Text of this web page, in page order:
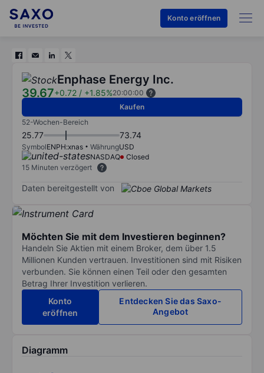
Konto eröffnen
Enphase Energy Inc.
39.67+0.72 / +1.85%20:00:00
Kaufen
52-Wochen-Bereich
25.77 73.74
SymbolENPH:xnas WährungUSD
NASDAQ
Closed
15 Minuten verzögert
Daten bereitgestellt von
Möchten Sie mit dem Investieren beginnen?
Handeln Sie Aktien mit einem Broker, dem über 1.5
Millionen Kunden vertrauen. Investitionen sind mit Risiken
verbunden. Sie können einen Teil oder den gesamten
Betrag Ihrer Investition verlieren.
Konto
eröffnen
Entdecken Sie das Saxo-
Angebot
Diagramm